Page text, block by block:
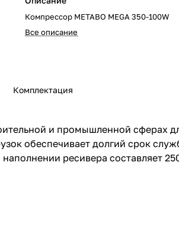
Компрессор METABO MEGA 350-100W
Все описание
Комплектация
и промышленной сферах
обеспечивает долгий срок
ресивера составляет